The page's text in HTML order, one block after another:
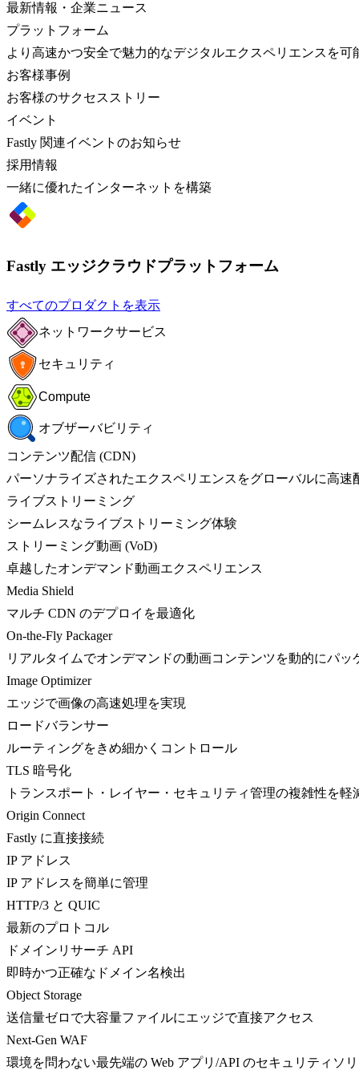
最新情報・企業ニュース
プラットフォーム
より高速かつ安全で魅力的なデジタルエクスペリエンスを可
お客様事例
お客様のサクセスストリー
イベント
Fastly 関連イベントのお知らせ
採用情報
一緒に優れたインターネットを構築
Fastly エッジクラウドプラットフォーム
すべてのプロダクトを表示
ネットワークサービス
セキュリティ
Compute
オブザーバビリティ
コンテンツ配信 (CDN)
パーソナライズされたエクスペリエンスをグローバルに高速
ライブストリーミング
シームレスなライブストリーミング体験
ストリーミング動画 (VoD)
卓越したオンデマンド動画エクスペリエンス
Media Shield
マルチ CDN のデプロイを最適化
On-the-Fly Packager
リアルタイムでオンデマンドの動画コンテンツを動的にパッ
Image Optimizer
エッジで画像の高速処理を実現
ロードバランサー
ルーティングをきめ細かくコントロール
TLS 暗号化
トランスポート・レイヤー・セキュリティ管理の複雑性を軽
Origin Connect
Fastly に直接接続
IP アドレス
IP アドレスを簡単に管理
HTTP/3 と QUIC
最新のプロトコル
ドメインリサーチ API
即時かつ正確なドメイン名検出
Object Storage
送信量ゼロで大容量ファイルにエッジで直接アクセス
Next-Gen WAF
環境を問わない最先端の Web アプリ/API のセキュリティソ